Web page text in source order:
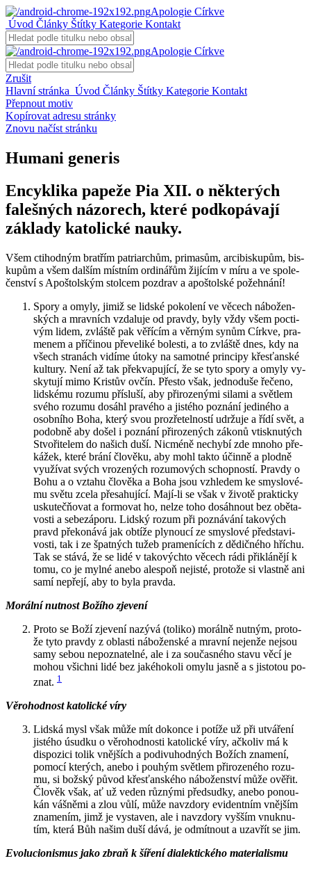
Apologie Církve
Úvod Články Štítky Kategorie Kontakt
Apologie Církve
Zrušit
Hlavní stránka Úvod Články Štítky Kategorie Kontakt
Přepnout motiv
Kopírovat adresu stránky
Znovu načíst stránku
Humani generis
Encyklika papeže Pia XII. o některých
falešných názorech, které podkopávají
základy katolické nauky.
Všem cti­hod­ným brat­řím pa­tri­ar­chům, pri­ma­sům, ar­ci­bis­ku­pům, bis­
ku­pům a všem dal­ším míst­ním or­di­ná­řům ži­jí­cím v míru a ve spo­le­
čen­ství s Apoš­tolským stol­cem pozdrav a apoš­tolské po­žeh­ná­ní!
Spory a omyly, jimiž se lid­ské po­ko­le­ní ve vě­cech ná­bo­žen­
ských a mrav­ních vzda­lu­je od prav­dy, byly vždy všem po­cti­
vým lidem, zvláš­tě pak vě­ří­cím a věr­ným synům Církve, pra­
me­nem a pří­či­nou pře­ve­li­ké bo­les­ti, a to zvláš­tě dnes, kdy na
všech stra­nách vi­dí­me útoky na sa­mot­né prin­ci­py křes­ťan­ské
kul­tu­ry. Není až tak pře­kva­pu­jí­cí, že se tyto spory a omyly vy­
sky­tu­jí mimo Kris­tův ovčín. Přes­to však, jed­no­du­še ře­če­no,
lid­ské­mu ro­zu­mu pří­slu­ší, aby při­ro­ze­ný­mi si­la­mi a svět­lem
svého ro­zu­mu do­sá­hl pra­vé­ho a jis­té­ho po­zná­ní je­di­né­ho a
osob­ní­ho Boha, který svou pro­zře­tel­nos­tí udr­žu­je a řídí svět, a
po­dob­ně aby došel i po­zná­ní při­ro­ze­ných zá­ko­nů vtisk­nu­tých
Stvo­ři­te­lem do na­šich duší. Nicmé­ně ne­chy­bí zde mnoho pře­
ká­žek, které brání člo­vě­ku, aby mohl takto účin­ně a plod­ně
vy­u­ží­vat svých vro­ze­ných ro­zu­mo­vých schop­nos­tí. Prav­dy o
Bohu a o vzta­hu člo­vě­ka a Boha jsou vzhle­dem ke smys­lo­vé­
mu světu zcela pře­sa­hu­jí­cí. Mají-li se však v ži­vo­tě prak­tic­ky
usku­tečňovat a for­mo­vat ho, nelze toho do­sáh­nout bez obě­ta­
vos­ti a se­be­z­á­po­ru. Lid­ský rozum při po­zná­vá­ní ta­ko­vých
pravd pře­ko­ná­vá jak ob­tí­že ply­nou­cí ze smys­lo­vé před­sta­vi­
vos­ti, tak i ze špat­ných tužeb pra­me­ní­cích z dě­dič­né­ho hří­chu.
Tak se stává, že se lidé v ta­ko­vých­to vě­cech rádi při­klá­ně­jí k
tomu, co je mylné anebo ale­spoň ne­jis­té, pro­to­že si vlast­ně ani
samí ne­pře­jí, aby to byla prav­da.
Mo­rál­ní nut­nost Bo­ží­ho zje­ve­ní
Proto se Boží zje­ve­ní na­zý­vá (to­li­ko) mo­rál­ně nut­ným, pro­to­
že tyto prav­dy z ob­las­ti ná­bo­žen­ské a mrav­ní nejen­že nejsou
samy sebou ne­po­zna­tel­né, ale i za sou­čas­né­ho stavu věcí je
mohou všich­ni lidé bez ja­ké­ho­ko­li omylu jasně a s jis­to­tou po­
znat. 1
Vě­ro­hod­nost ka­to­lic­ké víry
Lid­ská mysl však může mít do­kon­ce i po­tí­že už při utvá­ře­ní
jis­té­ho úsud­ku o vě­ro­hod­nos­ti ka­to­lic­ké víry, ač­ko­liv má k
dis­po­zi­ci tolik vněj­ších a po­di­vu­hod­ných Bo­žích zna­me­ní,
po­mo­cí kte­rých, anebo i pou­hým svět­lem při­ro­ze­né­ho ro­zu­
mu, si bož­ský původ křes­ťan­ské­ho ná­bo­žen­ství může ově­řit.
Člo­věk však, ať už veden růz­ný­mi před­sud­ky, anebo po­nou­
kán váš­ně­mi a zlou vůlí, může na­vzdo­ry evi­dent­ním vněj­ším
zna­me­ním, jimž je vy­sta­ven, ale i na­vzdo­ry vyš­ším vnuk­nu­
tím, která Bůh našim duší dává, je od­mít­nout a uzavřít se jim.
Evo­lu­ci­o­nis­mus jako zbraň k ší­ře­ní di­a­lek­tic­ké­ho ma­te­ri­a­lis­mu